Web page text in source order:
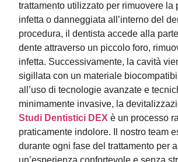
trattamento utilizzato per rimuovere la
infetta o danneggiata all’interno del
procedura, il dentista accede alla
dente attraverso un piccolo foro,
infetta. Successivamente, la cavità
sigillata con un materiale
all’uso di tecnologie avanzate e
minimamente invasive, la
Studi Dentistici DEX è un processo
praticamente indolore. Il nostro team
durante ogni fase del trattamento per
un’esperienza confortevole e senza